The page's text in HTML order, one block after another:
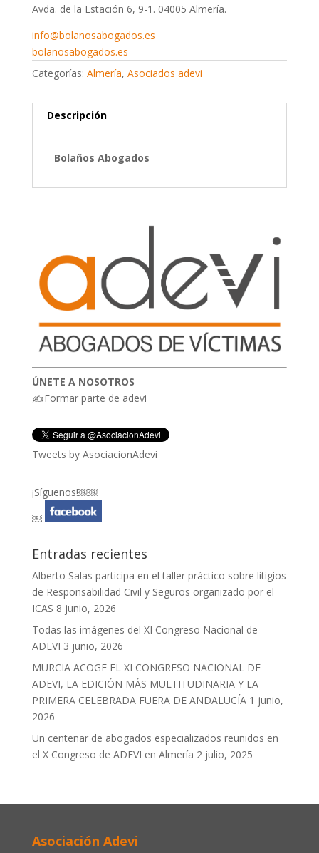
Avda. de la Estación 6, 9-1. 04005 Almería.
info@bolanosabogados.es
bolanosabogados.es
Categorías: Almería, Asociados adevi
Descripción
Bolaños Abogados
ÚNETE A NOSOTROS
✍Formar parte de adevi
Tweets by AsociacionAdevi
¡Síguenos!￼￼
￼
Entradas recientes
Alberto Salas participa en el taller práctico sobre litigios
de Responsabilidad Civil y Seguros organizado por el
ICAS 8 junio, 2026
Todas las imágenes del XI Congreso Nacional de
ADEVI 3 junio, 2026
MURCIA ACOGE EL XI CONGRESO NACIONAL DE
ADEVI, LA EDICIÓN MÁS MULTITUDINARIA Y LA
PRIMERA CELEBRADA FUERA DE ANDALUCÍA 1 junio,
2026
Un centenar de abogados especializados reunidos en
el X Congreso de ADEVI en Almería 2 julio, 2025
Asociación Adevi